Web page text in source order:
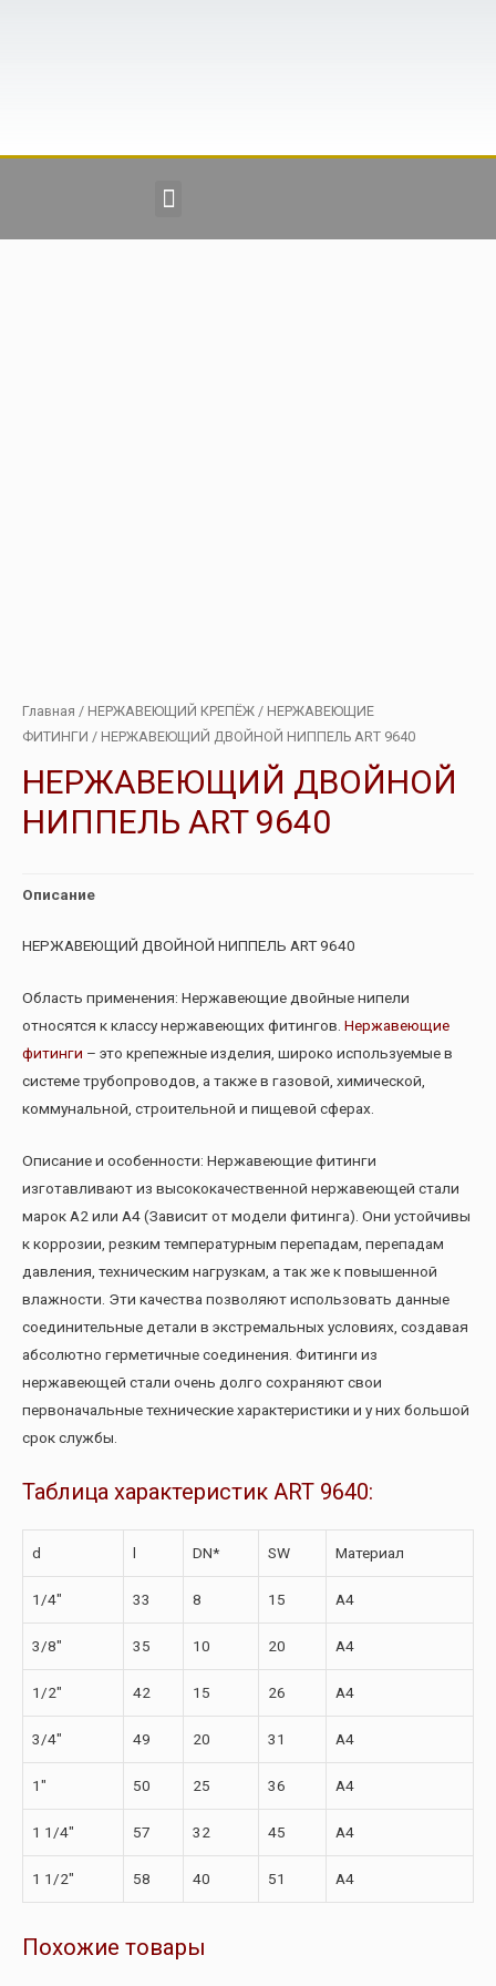
Главная / НЕРЖАВЕЮЩИЙ КРЕПЁЖ / НЕРЖАВЕЮЩИЕ
ФИТИНГИ / НЕРЖАВЕЮЩИЙ ДВОЙНОЙ НИППЕЛЬ ART 9640
НЕРЖАВЕЮЩИЙ ДВОЙНОЙ
НИППЕЛЬ ART 9640
Описание
НЕРЖАВЕЮЩИЙ ДВОЙНОЙ НИППЕЛЬ ART 9640
Область применения: Нержавеющие двойные нипели
относятся к классу нержавеющих фитингов. Нержавеющие
фитинги – это крепежные изделия, широко используемые в
системе трубопроводов, а также в газовой, химической,
коммунальной, строительной и пищевой сферах.
Описание и особенности: Нержавеющие фитинги
изготавливают из высококачественной нержавеющей стали
марок А2 или А4 (Зависит от модели фитинга). Они устойчивы
к коррозии, резким температурным перепадам, перепадам
давления, техническим нагрузкам, а так же к повышенной
влажности. Эти качества позволяют использовать данные
соединительные детали в экстремальных условиях, создавая
абсолютно герметичные соединения. Фитинги из
нержавеющей стали очень долго сохраняют свои
первоначальные технические характеристики и у них большой
срок службы.
Таблица характеристик ART 9640:
d l DN* SW Материал
1/4″ 33 8 15 A4
3/8″ 35 10 20 A4
1/2″ 42 15 26 A4
3/4″ 49 20 31 A4
1″ 50 25 36 A4
1 1/4″ 57 32 45 A4
1 1/2″ 58 40 51 A4
Похожие товары